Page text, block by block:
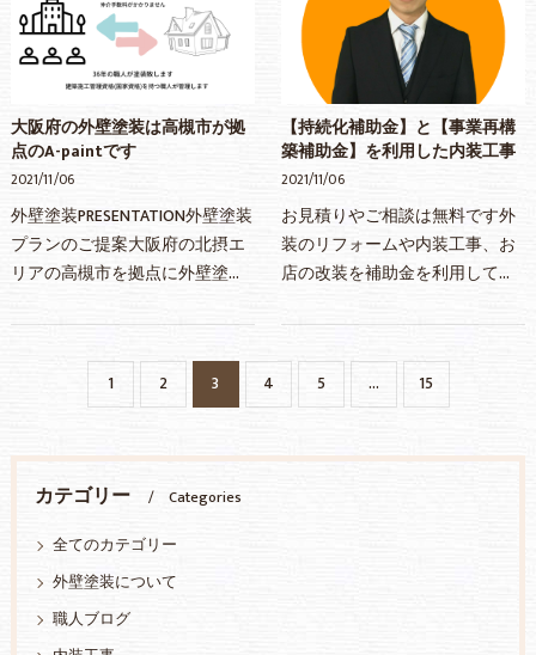
大阪府の外壁塗装は高槻市が拠
点のA-paintです
2021/11/06
外壁塗装PRESENTATION外壁塗装
プランのご提案大阪府の北摂エ
リアの高槻市を拠点に外壁塗装
フォームを承っておりますA-
paint(株式会社AremoCoremo)で
す外壁塗装に補助金や助…
【持続化補助金】と【事業再構
築補助金】を利用した内装工事
2021/11/06
お見積りやご相談は無料です外
装のリフォームや内装工事、お
店の改装を補助金を利用して工
壁一面のクロス貼り替えや塗装
など一部改装工事からご相談を
承っております！持続…
1 2 3 4 5 ... 15
カテゴリー
Categories
全てのカテゴリー
外壁塗装について
職人ブログ